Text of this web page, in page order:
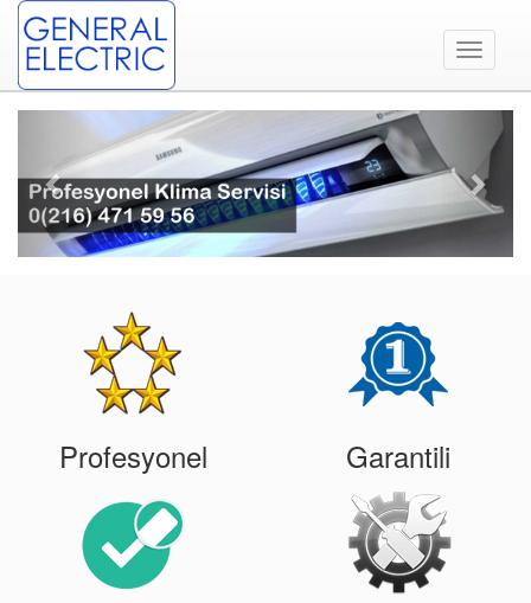
Toggle
Previous Next
Profesyonel Garantili